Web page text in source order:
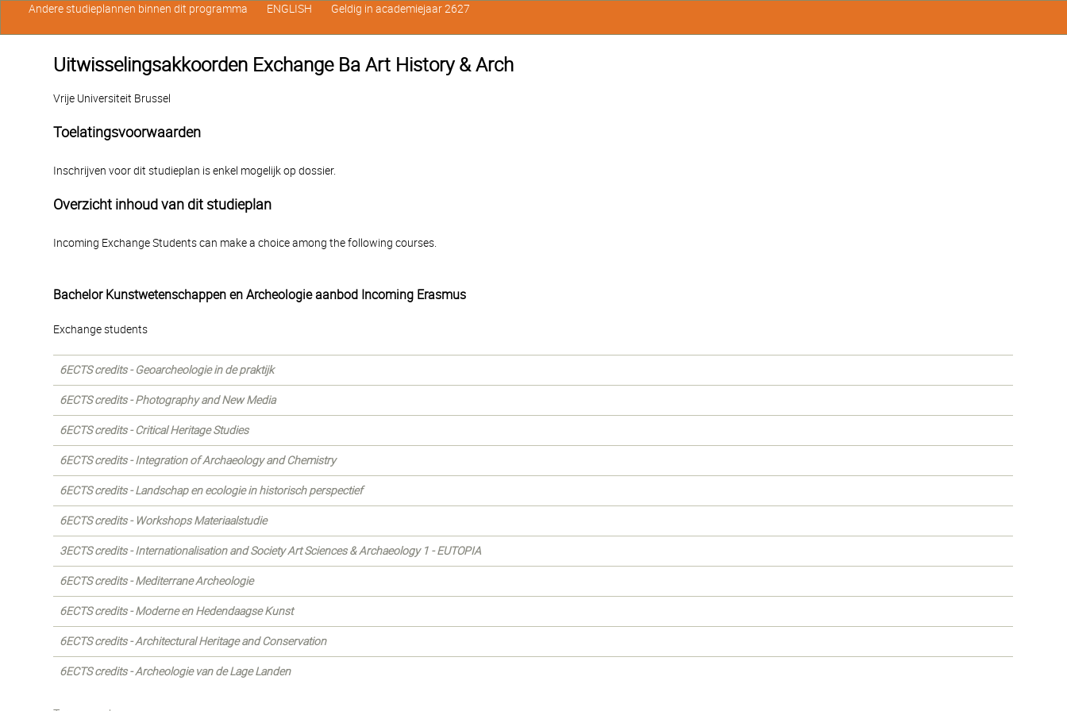
Uitwisselingsakkoorden Exchange Ba Art History & Arch
Vrije Universiteit Brussel
Toelatingsvoorwaarden
Inschrijven voor dit studieplan is enkel mogelijk op dossier.
Overzicht inhoud van dit studieplan
Incoming Exchange Students can make a choice among the following courses.
Bachelor Kunstwetenschappen en Archeologie aanbod Incoming Erasmus
Exchange students
6ECTS credits - Geoarcheologie in de praktijk
6ECTS credits - Photography and New Media
6ECTS credits - Critical Heritage Studies
6ECTS credits - Integration of Archaeology and Chemistry
6ECTS credits - Landschap en ecologie in historisch perspectief
6ECTS credits - Workshops Materiaalstudie
3ECTS credits - Internationalisation and Society Art Sciences & Archaeology 1 - EUTOPIA
6ECTS credits - Mediterrane Archeologie
6ECTS credits - Moderne en Hedendaagse Kunst
6ECTS credits - Architectural Heritage and Conservation
6ECTS credits - Archeologie van de Lage Landen
Andere studieplannen binnen dit programma ENGLISH Geldig in academiejaar 2627